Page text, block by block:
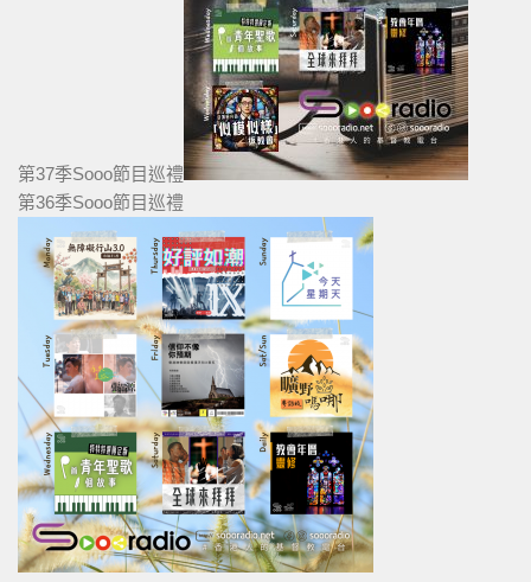
第37季Sooo節目巡禮
第36季Sooo節目巡禮